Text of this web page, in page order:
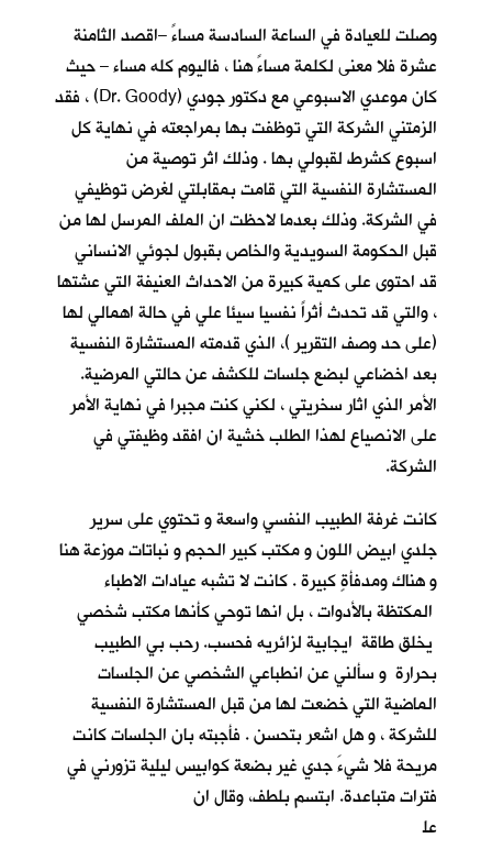
وصلت للعيادة في الساعة السادسة مساءً –اقصد الثامنة
عشرة فلا معنى لكلمة مساءً هنا ، فاليوم كله مساء – حيث
كان موعدي الاسبوعي مع دكتور جودي (Dr. Goody) ، فقد
الزمتني الشركة التي توظفت بها بمراجعته في نهاية كل
اسبوع كشرط لقبولي بها . وذلك اثر توصية من
المستشارة النفسية التي قامت بمقابلتي لغرض توظيفي
في الشركة. وذلك بعدما لاحظت ان الملف المرسل لها من
قبل الحكومة السويدية والخاص بقبول لجوئي الانساني
قد احتوى على كمية كبيرة من الاحداث العنيفة التي عشتها
، والتي قد تحدث أثراً نفسيا سيئا علي في حالة اهمالي لها
(على حد وصف التقرير )، الذي قدمته المستشارة النفسية
بعد اخضاعي لبضع جلسات للكشف عن حالتي المرضية.
الأمر الذي اثار سخريتي ، لكني كنت مجبرا في نهاية الأمر
على الانصياع لهذا الطلب خشية ان افقد وظيفتي في
الشركة.
كانت غرفة الطبيب النفسي واسعة و تحتوي على سرير
جلدي ابيض اللون و مكتب كبير الحجم و نباتات موزعة هنا
و هناك ومدفأةٍ كبيرة . كانت لا تشبه عيادات الاطباء
المكتظة بالأدوات ، بل انها توحي كأنها مكتب شخصي
يخلق طاقة ايجابية لزائريه فحسب. رحب بي الطبيب
بحرارة و سألني عن انطباعي الشخصي عن الجلسات
الماضية التي خضعت لها من قبل المستشارة النفسية
للشركة ، و هل اشعر بتحسن . فأجبته بان الجلسات كانت
مريحة فلا شيءَ جدي غير بضعة كوابيس ليلية تزورني في
فترات متباعدة. ابتسم بلطف، وقال ان
عل